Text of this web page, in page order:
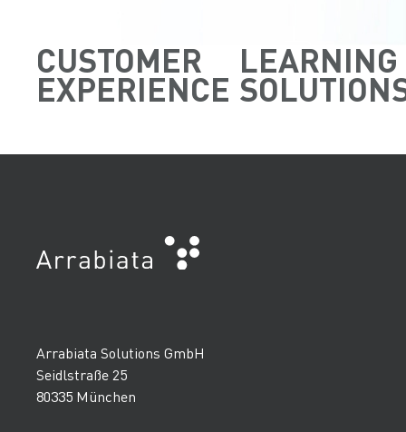
CUSTOMER
EXPERIENCE
LEARNING
Arrabiata Solutions GmbH
Seidlstraße 25
80335 München